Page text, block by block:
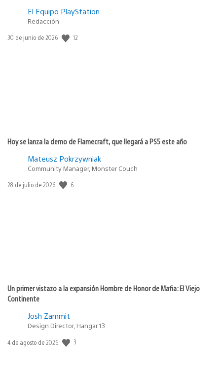
El Equipo PlayStation
Redacción
Fecha
30 de junio de 2026 12
Hoy se lanza la demo de Flamecraft, que llegará a PS5 este año
Mateusz Pokrzywniak
Community Manager, Monster Couch
Fecha
28 de julio de 2026 6
Un primer vistazo a la expansión Hombre de Honor de Mafia: El Viejo
Continente
Josh Zammit
Design Director, Hangar 13
Fecha
4 de agosto de 2026 3